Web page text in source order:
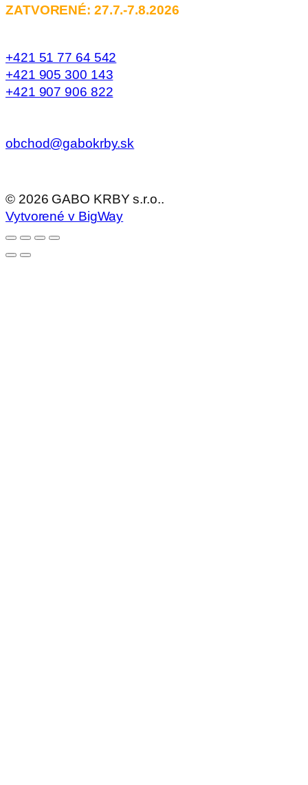
ZATVORENÉ: 27.7.-7.8.2026
+421 51 77 64 542
+421 905 300 143
+421 907 906 822
obchod@gabokrby.sk
© 2026 GABO KRBY s.r.o..
Vytvorené v BigWay